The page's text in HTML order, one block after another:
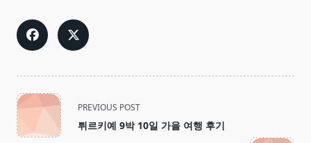
<span
class="nav-
subtitle
PREVIOUS POST
튀르키예 9박 10일 가을 여행 후기